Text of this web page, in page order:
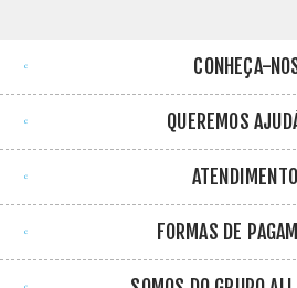
CONHEÇA-
QUEREMOS
FORMAS DE